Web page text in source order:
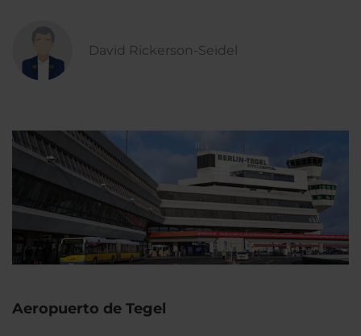
David Rickerson-Seidel
Aeropuerto de Tegel